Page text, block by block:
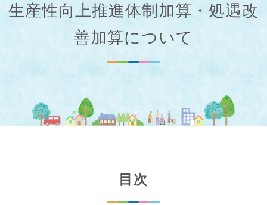
生産性向上推進体制加算・処遇改
善加算について
目次